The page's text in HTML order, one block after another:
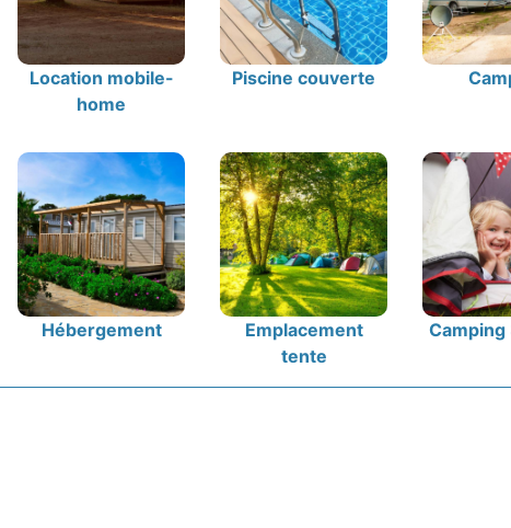
Location mobile-
home
Piscine couverte
Hébergement
Emplacement
tente